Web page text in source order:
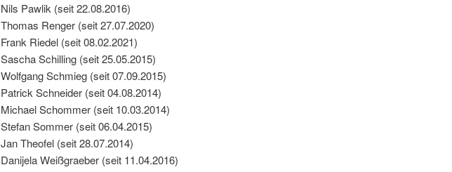
Nils Pawlik (seit 22.08.2016)
Thomas Renger (seit 27.07.2020)
Frank Riedel (seit 08.02.2021)
Sascha Schilling (seit 25.05.2015)
Wolfgang Schmieg (seit 07.09.2015)
Patrick Schneider (seit 04.08.2014)
Michael Schommer (seit 10.03.2014)
Stefan Sommer (seit 06.04.2015)
Jan Theofel (seit 28.07.2014)
Danijela Weißgraeber (seit 11.04.2016)